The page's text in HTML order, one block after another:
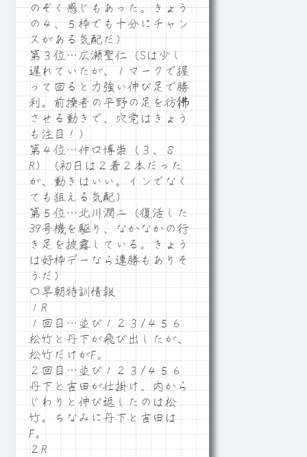
のぞく感じもあった。きょう
の４、５枠でも十分にチャン
スがある気配だ）
第３位…広瀬聖仁（Sは少し
遅れていたが、１マークで握
って回ると力強い伸び足で勝
利。前操者の平野の足を彷彿
させる動きで、穴党はきょう
も注目！）
第４位…仲口博崇（３、８
R）（初日は２着２本だった
が、動きはいい。インでなく
ても狙える気配）
第５位…北川潤二（復活した
39号機を駆り、なかなかの行
き足を披露している。きょう
は好枠デーなら連勝もありそ
うだ）
〇早朝特訓情報
１R
１回目…並び１２３/４５６
松竹と丹下が飛び出したが、
松竹だけがF。
２回目…並び１２３/４５６
丹下と吉田が仕掛け、内から
じわりと伸び返したのは松
竹。ちなみに丹下と吉田は
F。
２R